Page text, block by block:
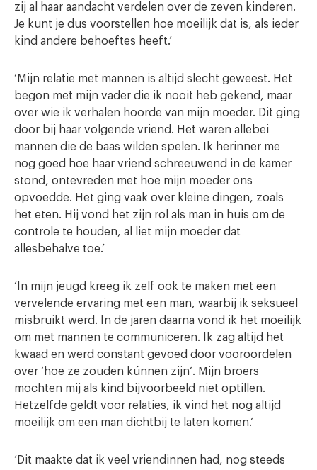
zij al haar aandacht verdelen over de zeven kinderen.
Je kunt je dus voorstellen hoe moeilijk dat is, als ieder
kind andere behoeftes heeft.’
‘Mijn relatie met mannen is altijd slecht geweest. Het
begon met mijn vader die ik nooit heb gekend, maar
over wie ik verhalen hoorde van mijn moeder. Dit ging
door bij haar volgende vriend. Het waren allebei
mannen die de baas wilden spelen. Ik herinner me
nog goed hoe haar vriend schreeuwend in de kamer
stond, ontevreden met hoe mijn moeder ons
opvoedde. Het ging vaak over kleine dingen, zoals
het eten. Hij vond het zijn rol als man in huis om de
controle te houden, al liet mijn moeder dat
allesbehalve toe.’
‘In mijn jeugd kreeg ik zelf ook te maken met een
vervelende ervaring met een man, waarbij ik seksueel
misbruikt werd. In de jaren daarna vond ik het moeilijk
om met mannen te communiceren. Ik zag altijd het
kwaad en werd constant gevoed door vooroordelen
over ‘hoe ze zouden kúnnen zijn’. Mijn broers
mochten mij als kind bijvoorbeeld niet optillen.
Hetzelfde geldt voor relaties, ik vind het nog altijd
moeilijk om een man dichtbij te laten komen.’
‘Dit maakte dat ik veel vriendinnen had, nog steeds